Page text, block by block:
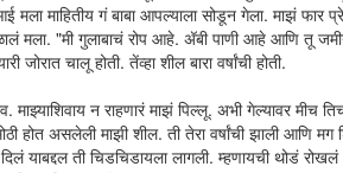
मला माहितीय गं बाबा आपल्याला सोडून गेला. माझं फार
मला. "मी गुलाबाचं रोप आहे. अ‍ॅबी पाणी आहे आणि तू
जोरात चालू होती. तेंव्हा शील बारा वर्षांची होती.
माझ्याशिवाय न राहणारं माझं पिल्लू. अभी गेल्यावर
होत असलेली माझी शील. ती तेरा वर्षांची झाली आणि
याबद्दल ती चिडचिडायला लागली. म्हणायची थोडं